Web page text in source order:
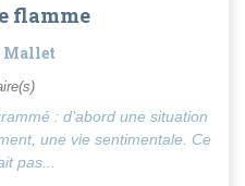
flamme
: d’abord une situation
une vie sentimentale. Ce
pas...